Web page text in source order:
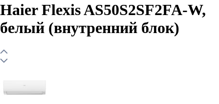
Haier Flexis AS50S2SF2FA-W,
белый (внутренний блок)